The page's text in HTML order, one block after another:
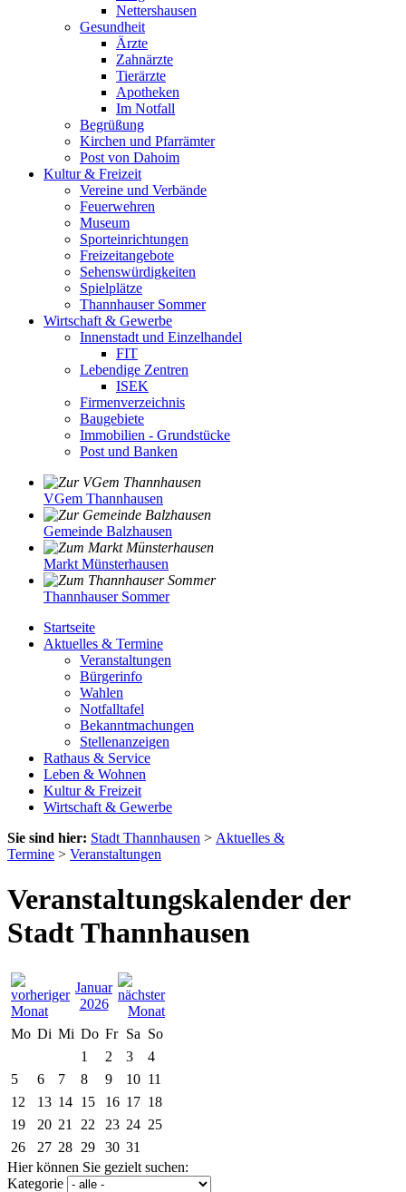
Nettershausen
Gesundheit
Ärzte
Zahnärzte
Tierärzte
Apotheken
Im Notfall
Begrüßung
Kirchen und Pfarrämter
Post von Dahoim
Kultur & Freizeit
Vereine und Verbände
Feuerwehren
Museum
Sporteinrichtungen
Freizeitangebote
Sehenswürdigkeiten
Spielplätze
Thannhauser Sommer
Wirtschaft & Gewerbe
Innenstadt und Einzelhandel
FIT
Lebendige Zentren
ISEK
Firmenverzeichnis
Baugebiete
Immobilien - Grundstücke
Post und Banken
VGem Thannhausen
Gemeinde Balzhausen
Markt Münsterhausen
Thannhauser Sommer
Startseite
Aktuelles & Termine
Veranstaltungen
Bürgerinfo
Wahlen
Notfalltafel
Bekanntmachungen
Stellenanzeigen
Rathaus & Service
Leben & Wohnen
Kultur & Freizeit
Wirtschaft & Gewerbe
Sie sind hier: Stadt Thannhausen > Aktuelles &
Termine > Veranstaltungen
Veranstaltungskalender der
Stadt Thannhausen
Januar
2026
Mo Di Mi Do Fr Sa So
1
2 3
4
5
6 7 8 9 10 11
12
13 14 15 16 17 18
19
20 21 22 23 24 25
26
27 28 29 30 31
Hier können Sie gezielt suchen:
Kategorie